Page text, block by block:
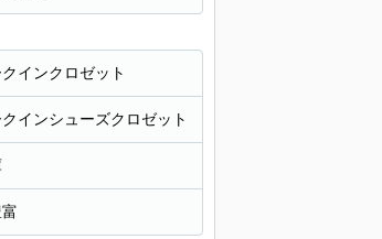
インクロゼット
インシューズクロゼット